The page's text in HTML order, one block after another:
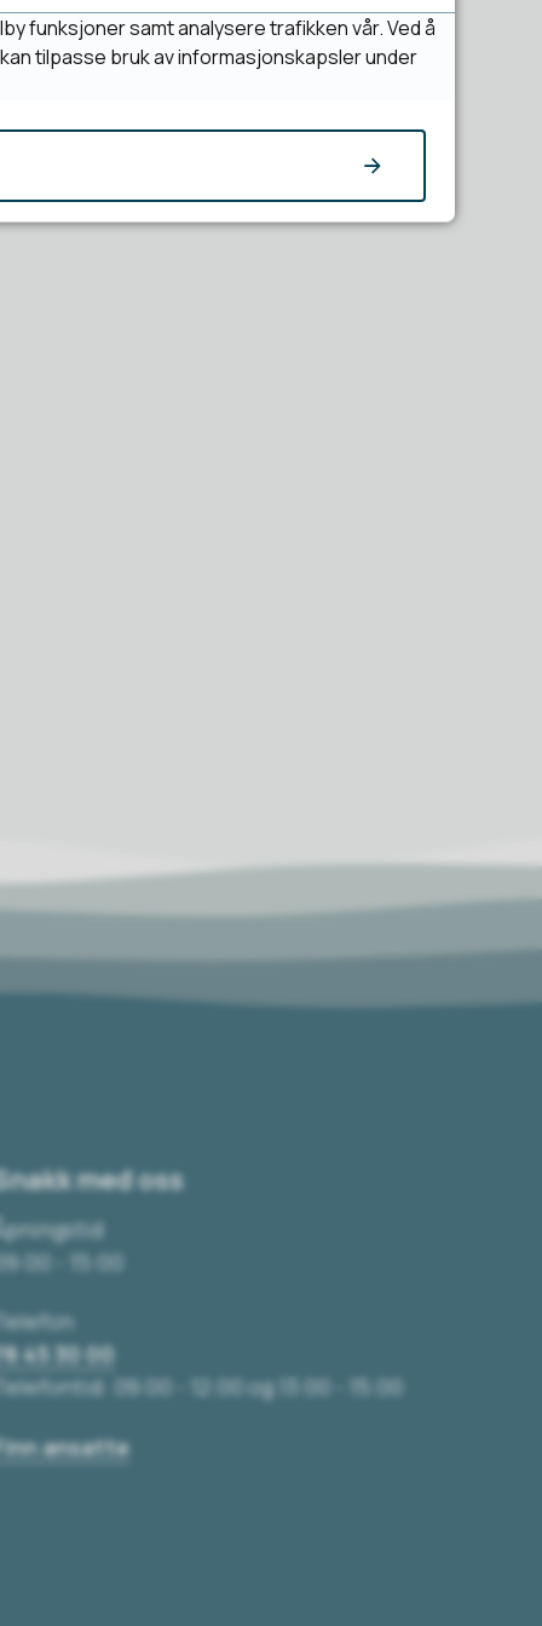
med oss
- 15:00
45 30 00
09:00 - 12:00 og 13:00 - 15:00
ansatte
funksjoner samt analysere trafikken vår. Ved å
tilpasse bruk av informasjonskapsler under